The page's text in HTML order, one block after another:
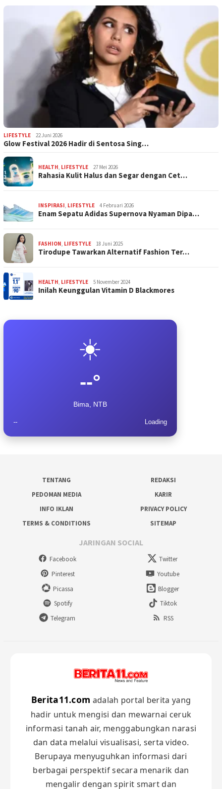
LIFESTYLE 22 Juni 2026
Glow Festival 2026 Hadir di Sentosa Sing…
HEALTH, LIFESTYLE 27 Mei 2026
Rahasia Kulit Halus dan Segar dengan Cet…
INSPIRASI, LIFESTYLE 4 Februari 2026
Enam Sepatu Adidas Supernova Nyaman Dipa…
FASHION, LIFESTYLE 18 Juni 2025
Tirodupe Tawarkan Alternatif Fashion Ter…
HEALTH, LIFESTYLE 5 November 2024
Inilah Keunggulan Vitamin D Blackmores
☀️
--°
Bima, NTB
-- Loading
TENTANG
REDAKSI
PEDOMAN MEDIA
KARIR
INFO IKLAN
PRIVACY POLICY
TERMS & CONDITIONS
SITEMAP
JARINGAN SOCIAL
Facebook
Twitter
Pinterest
Youtube
Picassa
Blogger
Spotify
Tiktok
Telegram
RSS
Berita11.com adalah portal berita yang
hadir untuk mengisi dan mewarnai ceruk
informasi tanah air, menggabungkan narasi
dan data melalui visualisasi, serta video.
Berupaya menyuguhkan informasi dari
berbagai perspektif secara menarik dan
mengalir dengan spirit smart dan